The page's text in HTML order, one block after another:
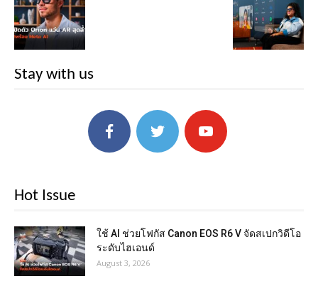
Stay with us
Hot Issue
ใช้ AI ช่วยโฟกัส Canon EOS R6 V จัดสเปกวิดีโอ
ระดับไฮเอนด์
August 3, 2026